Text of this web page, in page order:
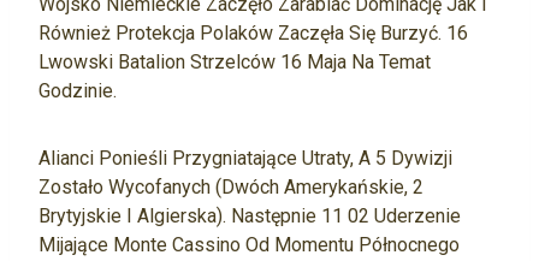
Również Protekcja Polaków Zaczęła Się Burzyć. 16
Lwowski Batalion Strzelców 16 Maja Na Temat
Godzinie.
Alianci Ponieśli Przygniatające Utraty, A 5 Dywizji
Zostało Wycofanych (dwóch Amerykańskie, 2
Brytyjskie I Algierska). Następnie 11 02 Uderzenie
Mijające Monte Cassino Od Momentu Północnego